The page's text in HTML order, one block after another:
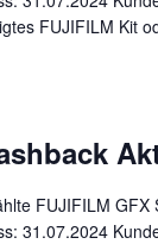
FUJIFILM Kit
FUJIFILM
31.07.2024